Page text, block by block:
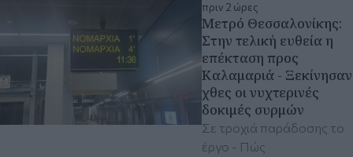
πριν 2 ώρες
Μετρό Θεσσαλονίκης:
Στην τελική ευθεία η
επέκταση προς
Καλαμαριά - Ξεκίνησαν
χθες οι νυχτερινές
δοκιμές συρμών
Σε τροχιά παράδοσης το
έργο - Πώς